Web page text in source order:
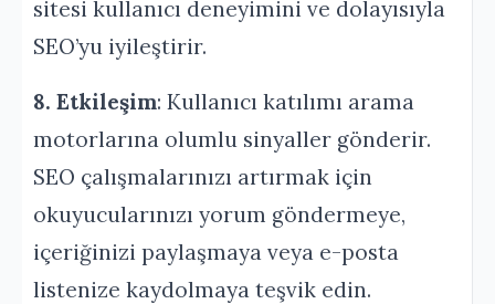
sitesi kullanıcı deneyimini ve dolayısıyla
SEO’yu iyileştirir.
8. Etkileşim: Kullanıcı katılımı arama
motorlarına olumlu sinyaller gönderir.
SEO çalışmalarınızı artırmak için
okuyucularınızı yorum göndermeye,
içeriğinizi paylaşmaya veya e-posta
listenize kaydolmaya teşvik edin.